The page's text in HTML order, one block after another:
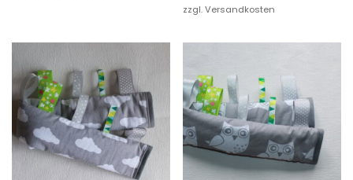
zzgl. Versandkosten